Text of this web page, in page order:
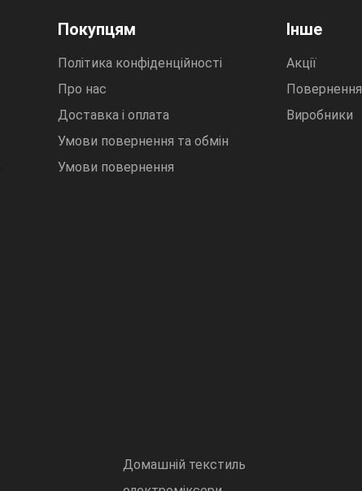
Покупцям
Політика конфіденційності
Про нас
Доставка і оплата
Умови повернення та обмін
Умови повернення
Інше
Акції
Повернення
Виробники
Домашній текстиль